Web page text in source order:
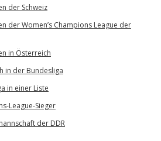
der Schweiz
der Women’s Champions League der
in Österreich
in der Bundesliga
in einer Liste
League-Sieger
der DDR